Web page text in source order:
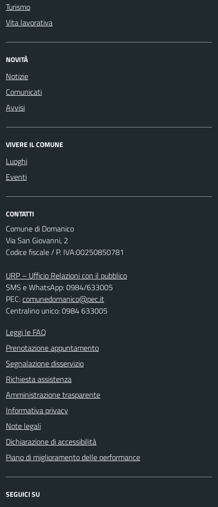
Turismo
Vita lavorativa
NOVITÀ
Notizie
Comunicati
Avvisi
VIVERE IL COMUNE
Luoghi
Eventi
CONTATTI
Comune di Domanico
Via San Giovanni, 2
Codice fiscale / P. IVA:00250850781
URP – Ufficio Relazioni con il pubblico
SMS e WhatsApp: 0984/633005
PEC:comunedomanico@pec.it
Centralino unico: 0984 633005
Leggi le FAQ
Prenotazione appuntamento
Segnalazione disservizio
Richiesta assistenza
Amministrazione trasparente
Informativa privacy
Note legali
Dichiarazione di accessibilità
Piano di miglioramento delle performance
SEGUICI SU